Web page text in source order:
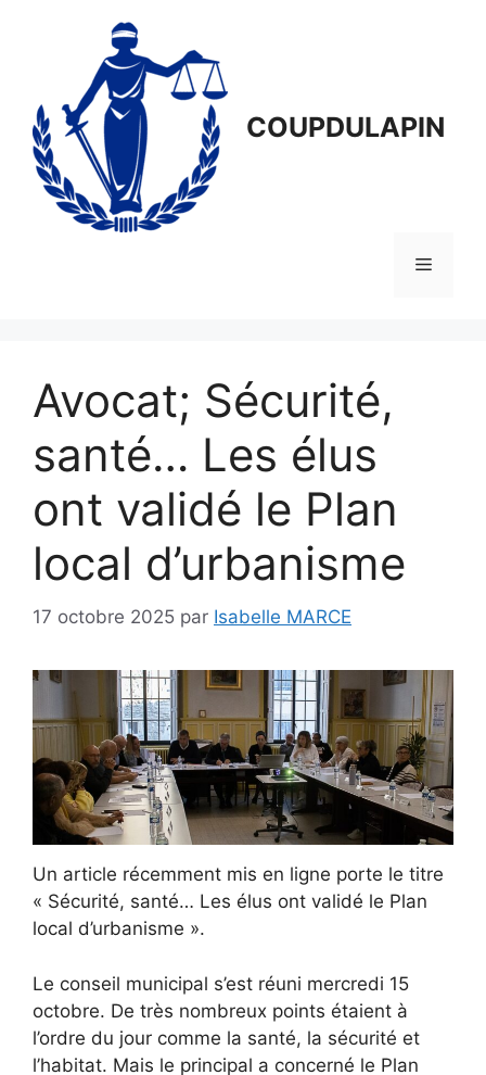
COUPDULAPIN
Menu
Avocat; Sécurité,
santé… Les élus
ont validé le Plan
local d’urbanisme
17 octobre 2025 par Isabelle MARCE
Un article récemment mis en ligne porte le titre
« Sécurité, santé… Les élus ont validé le Plan
local d’urbanisme ».
Le conseil municipal s’est réuni mercredi 15
octobre. De très nombreux points étaient à
l’ordre du jour comme la santé, la sécurité et
l’habitat. Mais le principal a concerné le Plan